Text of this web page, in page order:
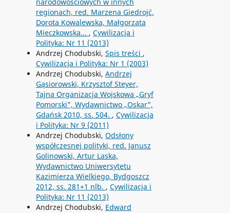
regionach, red. Marzena Giedrojć,
Dorota Kowalewska, Małgorzata
Mieczkowska... , Cywilizacja i
Polityka: Nr 11 (2013)
Andrzej Chodubski, Spis treści ,
Cywilizacja i Polityka: Nr 1 (2003)
Andrzej Chodubski, Andrzej
Gąsiorowski, Krzysztof Steyer,
Tajna Organizacja Wojskowa „Gryf
Pomorski", Wydawnictwo „Oskar",
Gdańsk 2010, ss. 504. , Cywilizacja
i Polityka: Nr 9 (2011)
Andrzej Chodubski, Odsłony
współczesnej polityki, red. Janusz
Golinowski, Artur Laska,
Wydawnictwo Uniwersytetu
Kazimierza Wielkiego, Bydgoszcz
2012, ss. 281+1 nlb. , Cywilizacja i
Polityka: Nr 11 (2013)
Andrzej Chodubski, Edward